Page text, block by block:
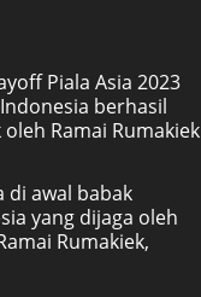
Piala Asia 2023
berhasil
Ramai Rumakiek
di awal babak
yang dijaga oleh
Rumakiek,